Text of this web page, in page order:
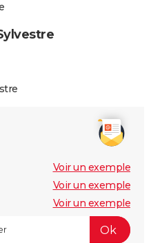
Voir un exemple
Voir un exemple
Voir un exemple